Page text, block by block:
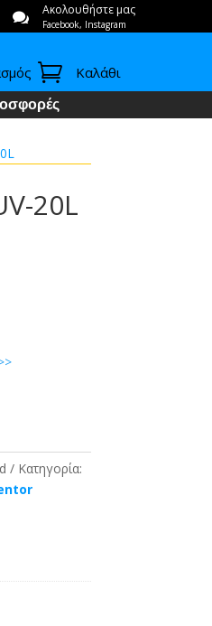
 Ακολουθήστε μας
Facebook, Instagram
 Καλάθι
20L
Κατηγορία: